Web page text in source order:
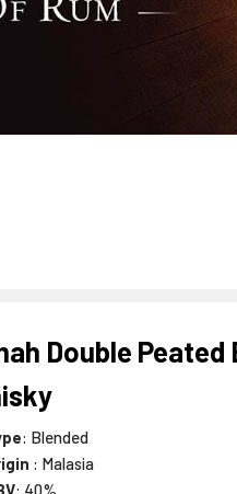
Double Peated
: Blended
: Malasia
: 40%